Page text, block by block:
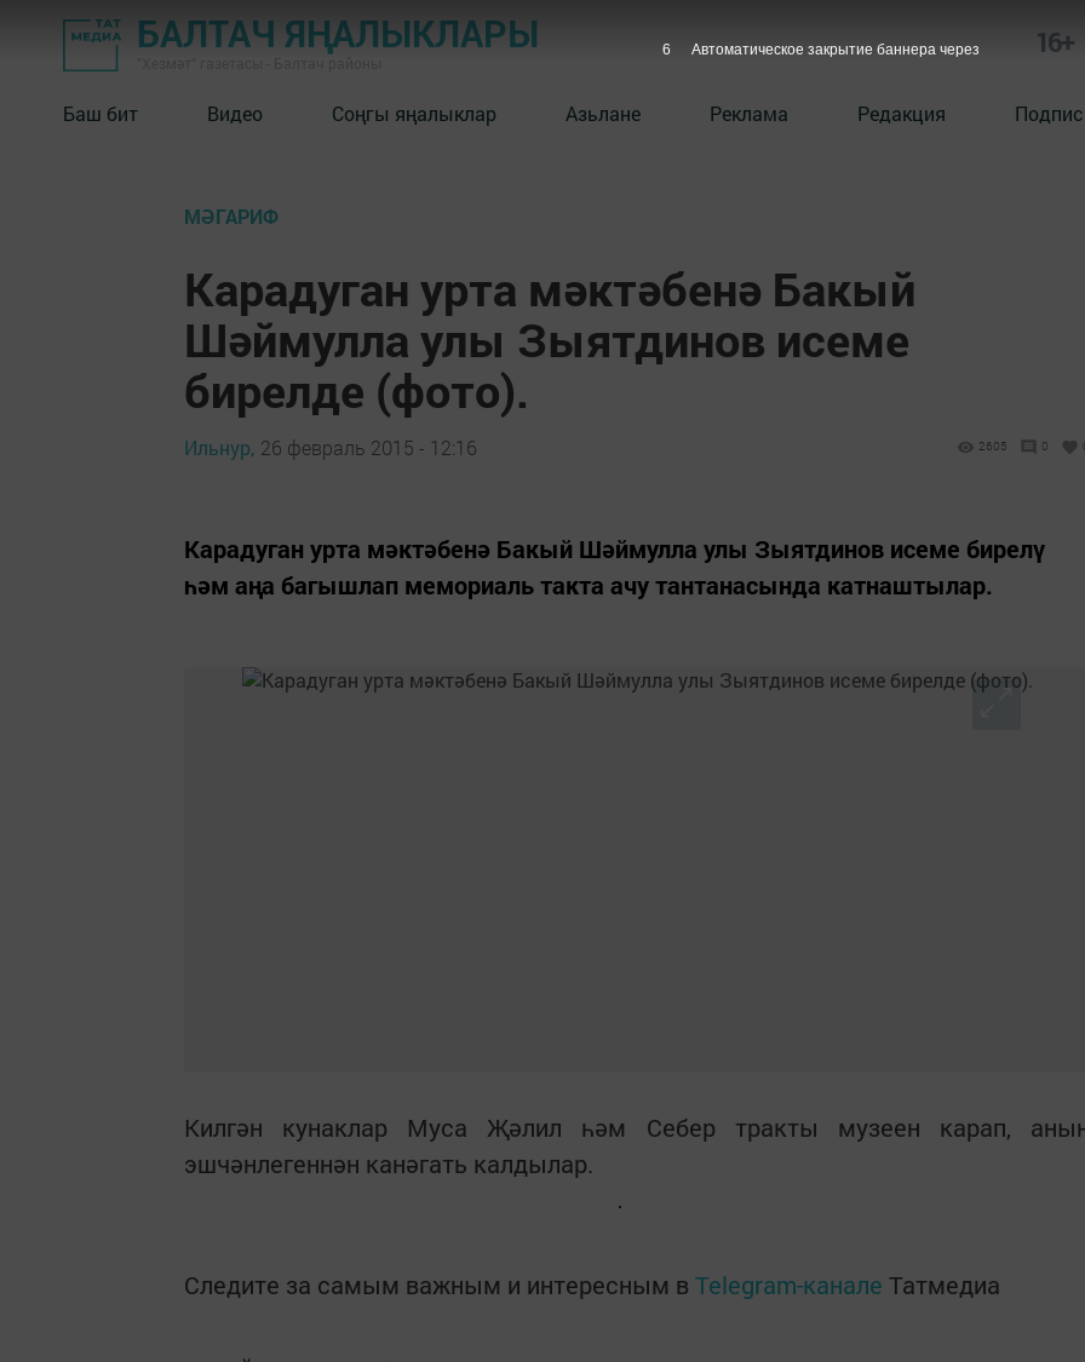
БАЛТАЧ ЯҢАЛЫКЛАРЫ 16+
Баш бит Видео Соңгы яңалыклар Азьлане Реклама Редакция
МӘГАРИФ
Карадуган урта мәктәбенә Бакый
Шәймулла улы Зыятдинов исеме
бирелде (фото).
Ильнур, 26 февраль 2015 - 12:16 2605 0
Карадуган урта мәктәбенә Бакый Шәймулла улы Зыятдинов исеме бирелү
һәм аңа багышлап мемориаль такта ачу тантанасында катнаштылар.
Килгән кунаклар Муса Җәлил һәм Себер тракты музеен карап,
эшчәнлегеннән канәгать калдылар.
Следите за самым важным и интересным в Telegram-канале Татмедиа
5 Автоматическое закрытие баннера через